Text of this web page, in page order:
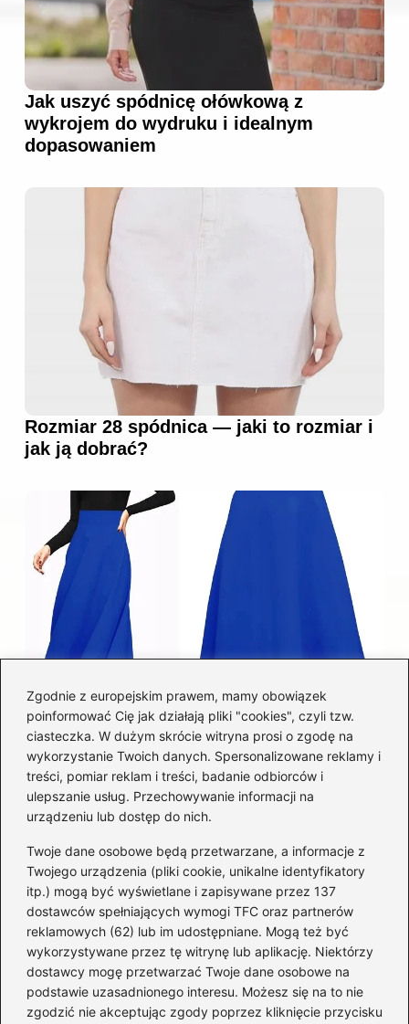
Zgodnie z europejskim prawem, mamy obowiązek
poinformować Cię jak działają pliki "cookies", czyli tzw.
ciasteczka. W dużym skrócie witryna prosi o zgodę na
wykorzystanie Twoich danych. Spersonalizowane reklamy i
treści, pomiar reklam i treści, badanie odbiorców i
ulepszanie usług. Przechowywanie informacji na
urządzeniu lub dostęp do nich.
Twoje dane osobowe będą przetwarzane, a informacje z
Twojego urządzenia (pliki cookie, unikalne identyfikatory
itp.) mogą być wyświetlane i zapisywane przez 137
dostawców spełniających wymogi TFC oraz partnerów
reklamowych (62) lub im udostępniane. Mogą też być
wykorzystywane przez tę witrynę lub aplikację. Niektórzy
dostawcy mogę przetwarzać Twoje dane osobowe na
podstawie uzasadnionego interesu. Możesz się na to nie
zgodzić nie akceptując zgody poprzez kliknięcie przycisku
Jak uszyć spódnicę ołówkową z
wykrojem do wydruku i idealnym
dopasowaniem
Rozmiar 28 spódnica — jaki to rozmiar i
jak ją dobrać?
Łatwy sposób jak skrócić spódnicę z
półkoła w domu
Kategorie
Akcesoria(29)
Buty(221)
Dodatki(59)
Dziecko(100)
Kobieta(39)
Moda(109)